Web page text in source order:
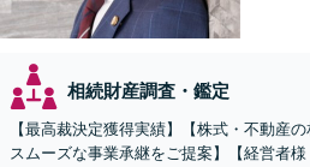
相続財産調査・鑑定
【最高裁決定獲得実績】【株式・不動産
スムーズな事業承継をご提案】【経営者